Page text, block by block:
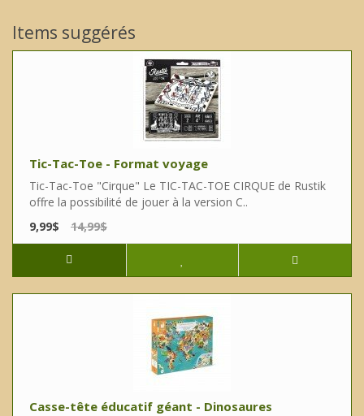
Items suggérés
Tic-Tac-Toe - Format voyage
Tic-Tac-Toe "Cirque" Le TIC-TAC-TOE CIRQUE de Rustik
offre la possibilité de jouer à la version C..
9,99$
14,99$
Casse-tête éducatif géant - Dinosaures